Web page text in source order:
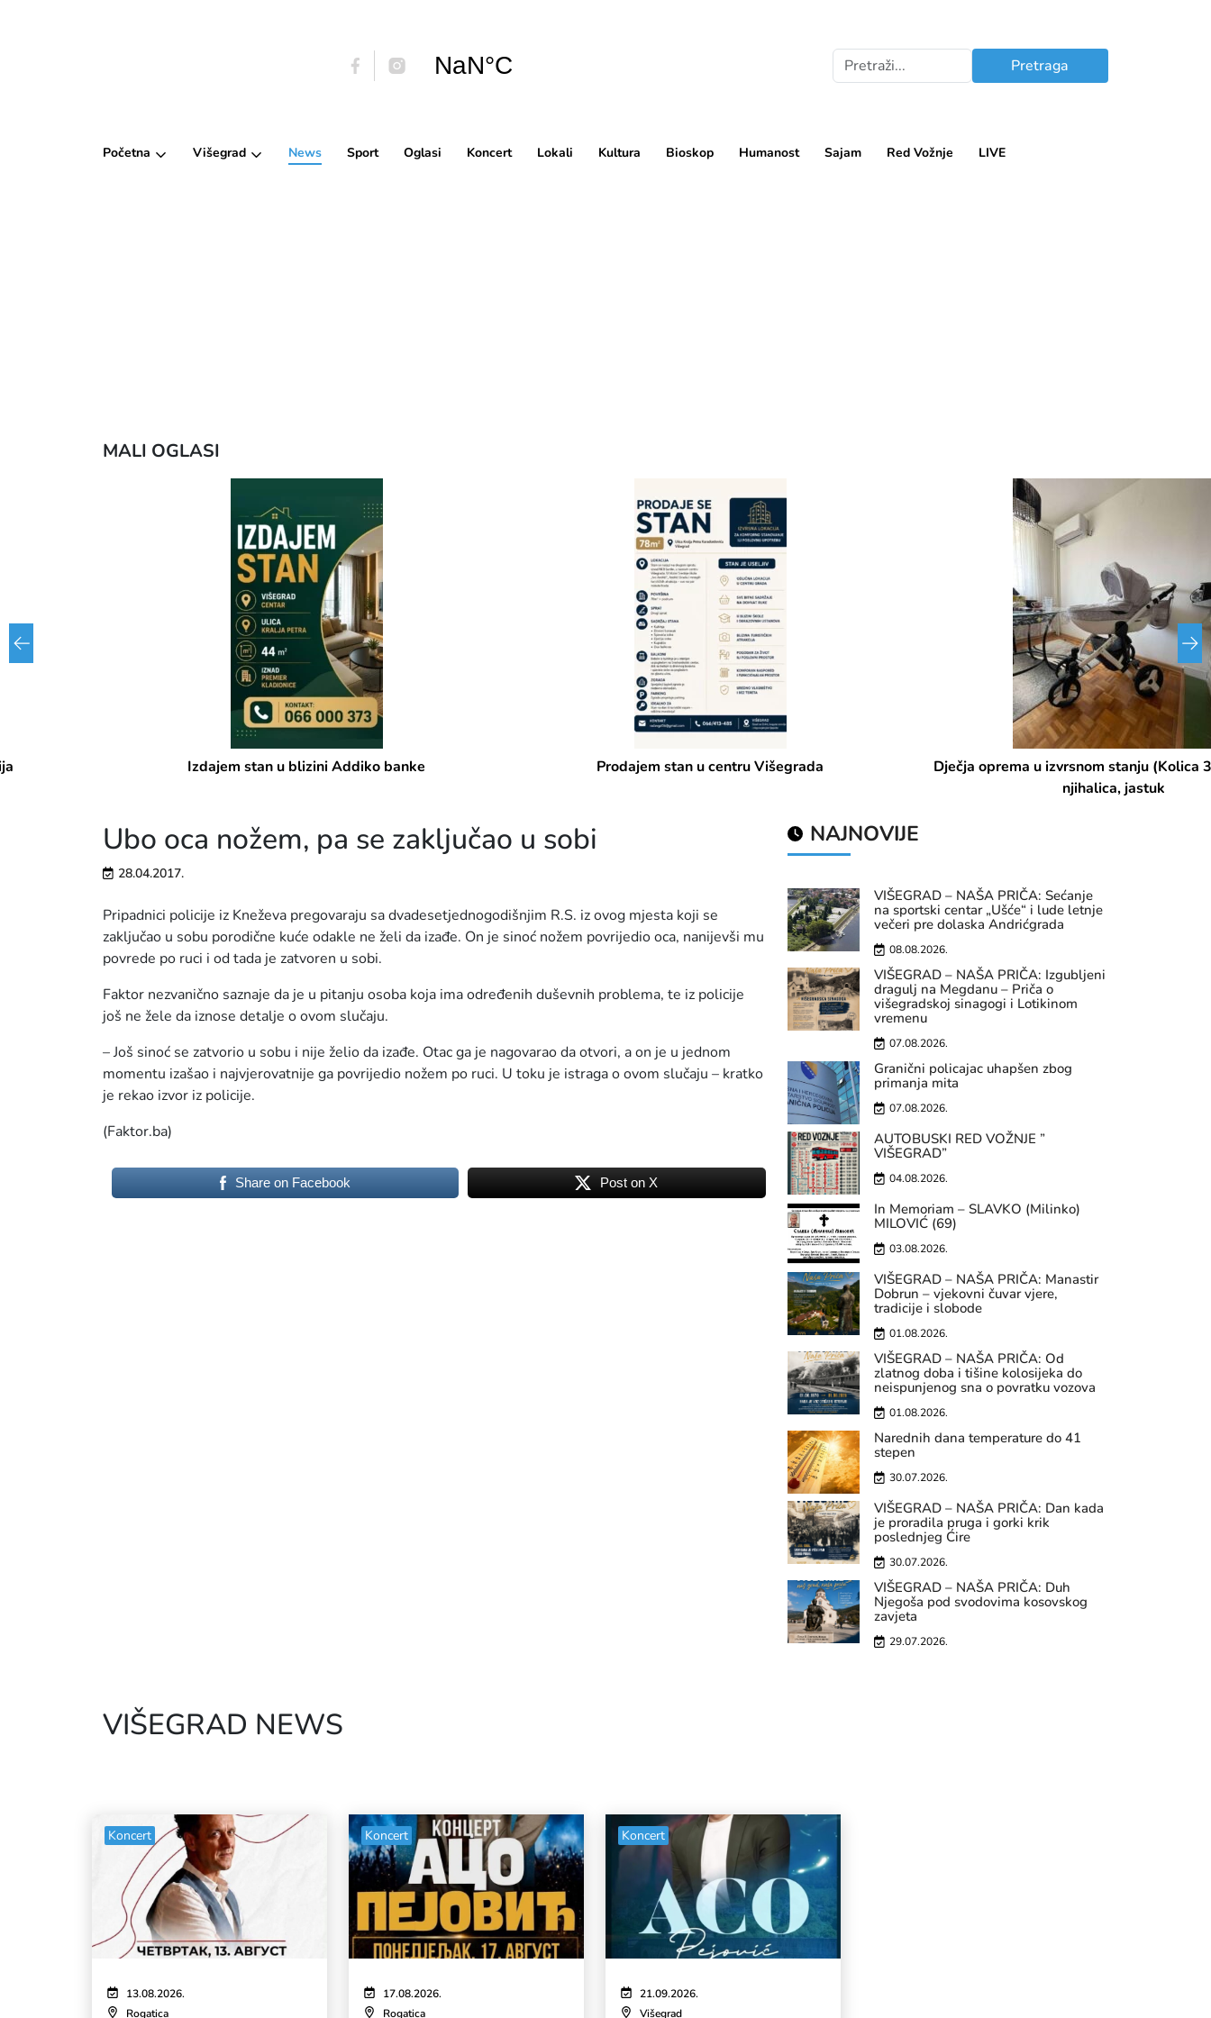
Pretraga
Početna Višegrad News Sport Oglasi Koncert Lokali Kultura Bioskop Humanost Sajam Red Vožnje LIVE
MALI OGLASI
Izdajem stan u blizini Addiko banke Prodajem stan u centru Višegrada
Dječja oprema u izvrsnom stanju (Kolica 3u1, komoda,
Ubo oca nožem, pa se zaključao u sobi
28.04.2017.
Pripadnici policije iz Kneževa pregovaraju sa dvadesetjednogodišnjim R.S. iz ovog mjesta koji se
zaključao u sobu porodične kuće odakle ne želi da izađe. On je sinoć nožem povrijedio oca, nanijevši mu
povrede po ruci i od tada je zatvoren u sobi.
Faktor nezvanično saznaje da je u pitanju osoba koja ima određenih duševnih problema, te iz policije
još ne žele da iznose detalje o ovom slučaju.
– Još sinoć se zatvorio u sobu i nije želio da izađe. Otac ga je nagovarao da otvori, a on je u jednom
momentu izašao i najvjerovatnije ga povrijedio nožem po ruci. U toku je istraga o ovom slučaju – kratko
je rekao izvor iz policije.
(Faktor.ba)
Share on Facebook Post on X
NAJNOVIJE
VIŠEGRAD – NAŠA PRIČA: Sećanje
na sportski centar „Ušće“ i lude letnje
večeri pre dolaska Andrićgrada
08.08.2026.
VIŠEGRAD – NAŠA PRIČA: Izgubljeni
dragulj na Megdanu – Priča o
višegradskoj sinagogi i Lotikinom
vremenu
07.08.2026.
Granični policajac uhapšen zbog
primanja mita
07.08.2026.
AUTOBUSKI RED VOŽNJE ”
VIŠEGRAD”
04.08.2026.
In Memoriam – SLAVKO (Milinko)
MILOVIĆ (69)
03.08.2026.
VIŠEGRAD – NAŠA PRIČA: Manastir
Dobrun – vjekovni čuvar vjere,
tradicije i slobode
01.08.2026.
VIŠEGRAD – NAŠA PRIČA: Od
zlatnog doba i tišine kolosijeka do
neispunjenog sna o povratku vozova
01.08.2026.
Narednih dana temperature do 41
stepen
30.07.2026.
VIŠEGRAD – NAŠA PRIČA: Dan kada
je proradila pruga i gorki krik
poslednjeg Ćire
30.07.2026.
VIŠEGRAD – NAŠA PRIČA: Duh
Njegoša pod svodovima kosovskog
zavjeta
29.07.2026.
VIŠEGRAD NEWS
Koncert
13.08.2026.
Rogatica
Koncert
17.08.2026.
Rogatica
Koncert
21.09.2026.
Višegrad